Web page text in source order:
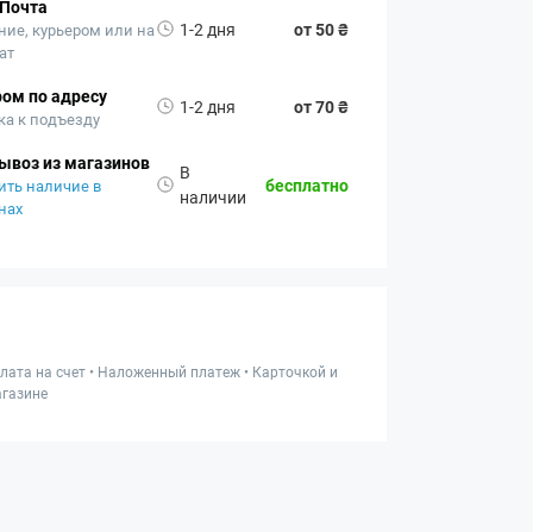
курьером или на
1-2 дня от 50 ₴
по адресу
к подъезду
1-2 дня от 70 ₴
из магазинов
наличие в
В
наличии
бесплатно
на счет • Наложенный платеж • Карточкой и